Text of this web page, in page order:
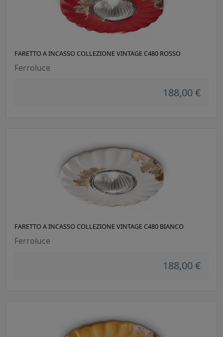
FARETTO A INCASSO COLLEZIONE VINTAGE C480 ROSSO
Ferroluce
188,00 €
FARETTO A INCASSO COLLEZIONE VINTAGE C480 BIANCO
Ferroluce
188,00 €